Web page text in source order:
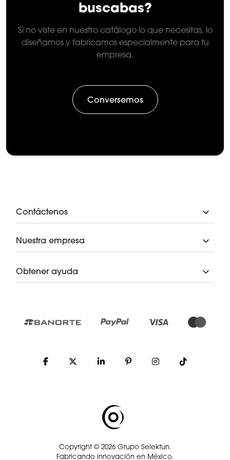
buscabas?
Si no viste en nuestro catálogo lo que necesitas, lo
diseñamos y fabricamos especialmente para tu
empresa.
Conversemos
Contáctenos
Nuestra empresa
Obtener ayuda
Copyright © 2026 Grupo Selektun.
Fabricando innovación en México.